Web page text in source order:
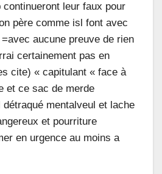
continueront leur faux pour
père comme isl font avec
aucune preuve de rien
certainement pas en
cite) « capitulant « face à
et ce sac de merde
détraqué mentalveul et lache
et pourriture
en urgence au moins a